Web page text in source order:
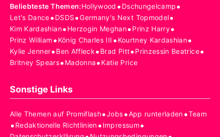
Beliebteste Themen:Hollywood •Dschungelcamp•
Let's Dance•DSDS•Germany's Next Topmodel•
Kim Kardashian•Herzogin Meghan•Prinz Harry•
Prinz William •König Charles III •Kourtney Kardashian•
Kylie Jenner•Ben Affleck•Brad Pitt•Prinzessin Beatrice•
Britney Spears•Madonna•Katie Price
Sonstige Links
Alle Themen auf Promiflash•Jobs•App runterladen•Team
•Redaktionelle Richtlinien•Impressum•